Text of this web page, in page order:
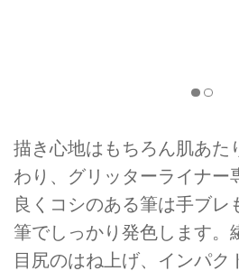
描き心地はもちろん肌あた
わり、グリッターライナー
良くコシのある筆は手ブレ
筆でしっかり発色します。
目尻のはね上げ、インパク